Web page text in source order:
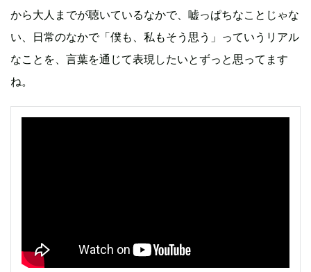
から大人までが聴いているなかで、嘘っぱちなことじゃな
い、日常のなかで「僕も、私もそう思う」っていうリアル
なことを、言葉を通じて表現したいとずっと思ってます
ね。